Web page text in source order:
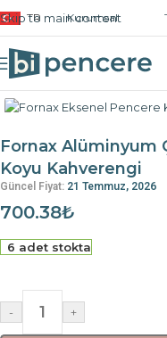
Skip to main content
TR Kurumsal
Ana Sayfa
Fornax Alüminyum
Koyu Kahverengi
Güncel Fiyat: 21 Temmuz, 2026
700.38₺
6 adet stokta
- +